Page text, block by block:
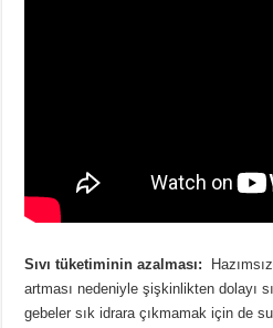
Sıvı tüketiminin azalması:
artması nedeniyle şişkinlikten dolayı
gebeler sık idrara çıkmamak için de